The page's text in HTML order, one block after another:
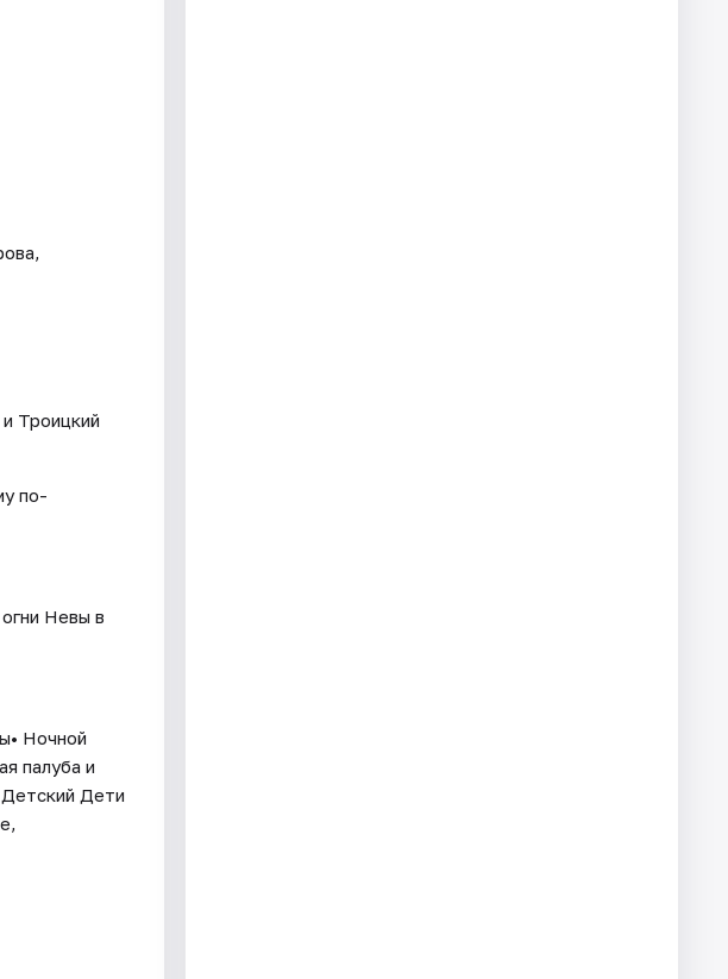
Троицкий
по-
Невы в
Ночной
палуба и
Дети